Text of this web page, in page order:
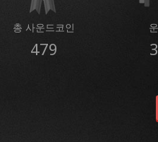
총 사운드코인
479